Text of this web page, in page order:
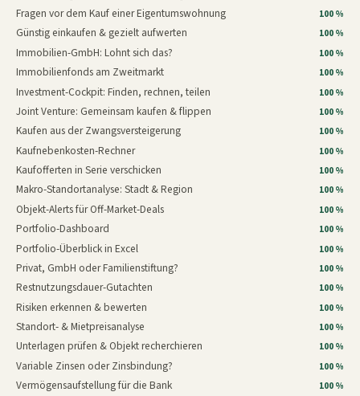
Fragen vor dem Kauf einer Eigentumswohnung 100 %
Günstig einkaufen & gezielt aufwerten 100 %
Immobilien-GmbH: Lohnt sich das? 100 %
Immobilienfonds am Zweitmarkt 100 %
Investment-Cockpit: Finden, rechnen, teilen 100 %
Joint Venture: Gemeinsam kaufen & flippen 100 %
Kaufen aus der Zwangsversteigerung 100 %
Kaufnebenkosten-Rechner 100 %
Kaufofferten in Serie verschicken 100 %
Makro-Standortanalyse: Stadt & Region 100 %
Objekt-Alerts für Off-Market-Deals 100 %
Portfolio-Dashboard 100 %
Portfolio-Überblick in Excel 100 %
Privat, GmbH oder Familienstiftung? 100 %
Restnutzungsdauer-Gutachten 100 %
Risiken erkennen & bewerten 100 %
Standort- & Mietpreisanalyse 100 %
Unterlagen prüfen & Objekt recherchieren 100 %
Variable Zinsen oder Zinsbindung? 100 %
Vermögensaufstellung für die Bank 100 %